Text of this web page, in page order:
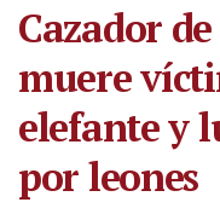
Cazador
muere
elefante y
por leones